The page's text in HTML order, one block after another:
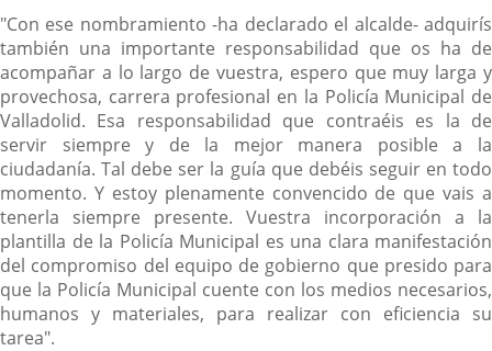
"Con ese nombramiento -ha declarado el alcalde- adquirís
también una importante responsabilidad que os ha de
acompañar a lo largo de vuestra, espero que muy larga y
provechosa, carrera profesional en la Policía Municipal de
Valladolid. Esa responsabilidad que contraéis es la de
servir siempre y de la mejor manera posible a la
ciudadanía. Tal debe ser la guía que debéis seguir en todo
momento. Y estoy plenamente convencido de que vais a
tenerla siempre presente. Vuestra incorporación a la
plantilla de la Policía Municipal es una clara manifestación
del compromiso del equipo de gobierno que presido para
que la Policía Municipal cuente con los medios necesarios,
humanos y materiales, para realizar con eficiencia su
tarea".